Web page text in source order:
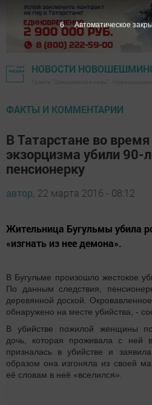
НОВОСТИ
ФАКТЫ И КОММЕНТАРИИ
В Татарстане во
экзорцизма убили
пенсионерку
автор, 22 марта 2016 - 08:12
Жительница Бугульмы убила
«изгнать из нее демона».
В Бугульме произошло жестокое
По данным следствия,
деревянной доской.
обнаружено на месте убийства, -
В убийстве пожилой женщины
дочь, которая проживала с ней
призналась в убийстве и
образом она изгоняла из своей
её словам в неё «вселился».
5 Автоматическое